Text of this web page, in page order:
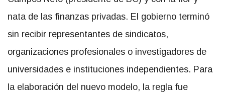
nata de las finanzas privadas. El gobierno terminó
sin recibir representantes de sindicatos,
organizaciones profesionales o investigadores de
universidades e instituciones independientes. Para
la elaboración del nuevo modelo, la regla fue